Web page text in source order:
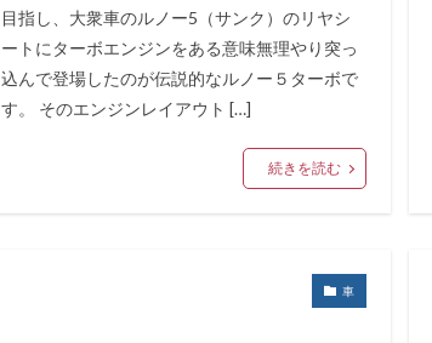
目指し、大衆車のルノー5（サンク）のリヤシ
ートにターボエンジンをある意味無理やり突っ
込んで登場したのが伝説的なルノー５ターボで
す。 そのエンジンレイアウト […]
続きを読む
車